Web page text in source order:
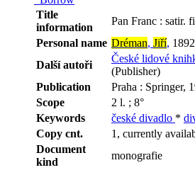
Title
information
Pan Franc : satir.
Personal name Dréman, Jiří,
Další autoři
České lidové
(Publisher)
Publication
Praha : Springer,
Scope
2 l. ; 8°
Keywords
české divadlo *
Copy cnt.
1, currently
Document
kind
monografie